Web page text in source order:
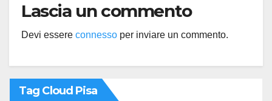
Lascia un commento
Devi essere connesso per inviare un commento.
Tag Cloud Pisa